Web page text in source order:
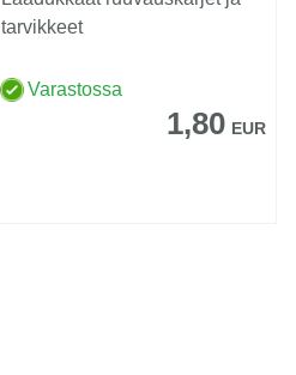
tarvikkeet
Varastossa
1,80 EUR